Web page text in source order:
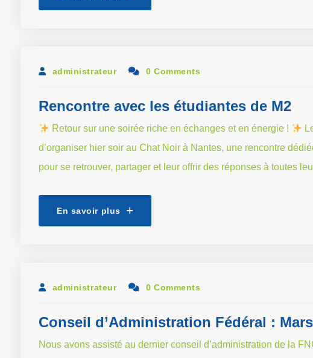
administrateur 0 Comments
Rencontre avec les étudiantes de M2
Retour sur une soirée riche en échanges et en énergie !
d’organiser hier soir au Chat Noir à Nantes, une rencontre
pour se retrouver, partager et leur offrir des réponses à toutes
En savoir plus
administrateur 0 Comments
Conseil d’Administration Fédéral :
Nous avons assisté au dernier conseil d’administration de la